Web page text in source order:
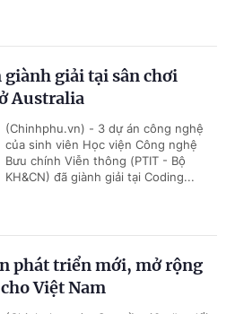
giành giải tại sân chơi
Australia
(Chinhphu.vn) - 3 dự án công nghệ
của sinh viên Học viện Công nghệ
Bưu chính Viễn thông (PTIT - Bộ
KH&CN) đã giành giải tại Coding...
phát triển mới, mở rộng
Việt Nam